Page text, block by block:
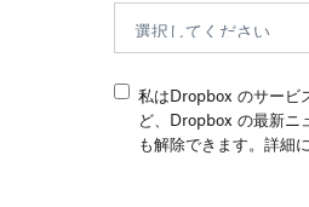
私はDropbox のサービ
ど、Dropbox の最新ニ
も解除できます。詳細